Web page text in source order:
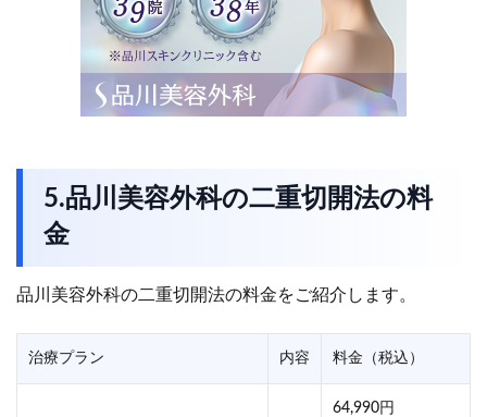
5.品川美容外科の二重切開法の料
金
品川美容外科の二重切開法の料金をご紹介します。
治療プラン 内容 料金（税込）
64,990円